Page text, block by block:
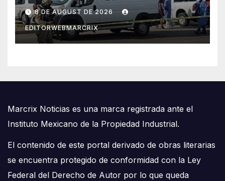
Hermosillo
8 DE AUGUST DE 2026
EDITORWEBMARCRIX
Marcrix Noticias es una marca registrada ante el
Instituto Mexicano de la Propiedad Industrial.
El contenido de este portal derivado de obras literarias
se encuentra protegido de conformidad con la Ley
Federal del Derecho de Autor por lo que queda